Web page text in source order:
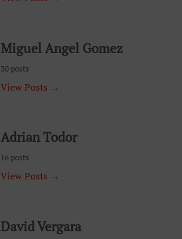
Miguel Angel Gomez
30 posts
View Posts →
Adrian Todor
16 posts
View Posts →
David Vergara